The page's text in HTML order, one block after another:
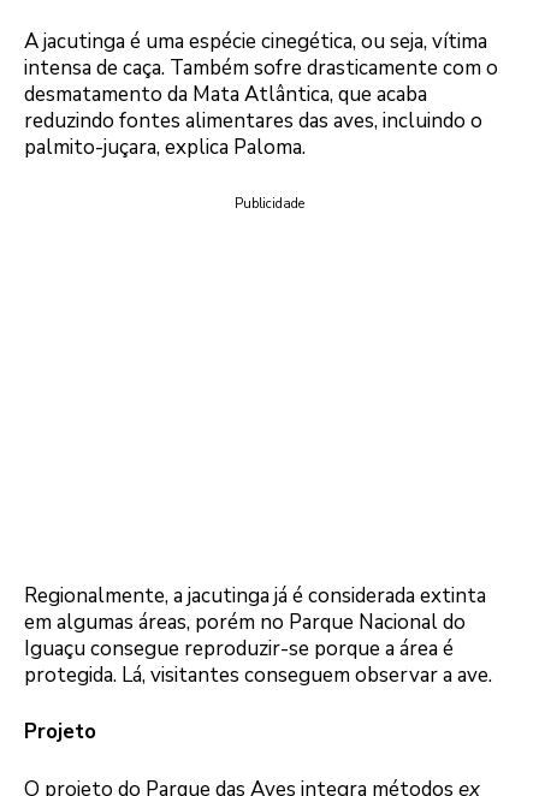
A jacutinga é uma espécie cinegética, ou seja, vítima
intensa de caça. Também sofre drasticamente com o
desmatamento da Mata Atlântica, que acaba
reduzindo fontes alimentares das aves, incluindo o
palmito-juçara, explica Paloma.
Publicidade
Regionalmente, a jacutinga já é considerada extinta
em algumas áreas, porém no Parque Nacional do
Iguaçu consegue reproduzir-se porque a área é
protegida. Lá, visitantes conseguem observar a ave.
Projeto
O projeto do Parque das Aves integra métodos ex